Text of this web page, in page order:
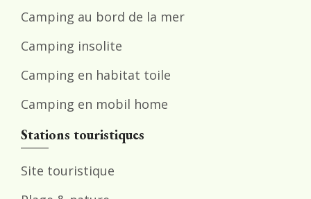
Camping au bord de la mer
Camping insolite
Camping en habitat toile
Camping en mobil home
Stations touristiques
Site touristique